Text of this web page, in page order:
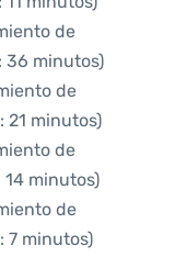
de
36 minutos)
de
21 minutos)
de
minutos)
de
7 minutos)